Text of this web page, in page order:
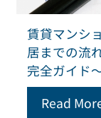
賃貸マンシ
居までの流
完全ガイド
Read